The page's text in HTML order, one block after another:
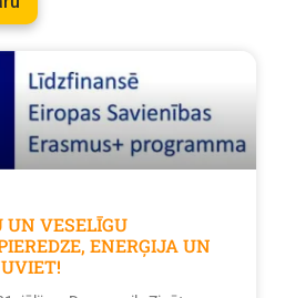
UN VESELĪGU
ENERĢIJA UN